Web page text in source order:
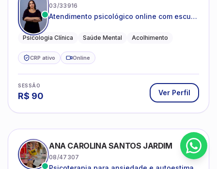
03/33916
Atendimento psicológico online com escuta
emocional
Psicologia Clínica Saúde Mental Acolhimento
CRP ativo Online
SESSÃO
R$ 90 Ver Perfil
ANA CAROLINA SANTOS JARDIM
08/47307